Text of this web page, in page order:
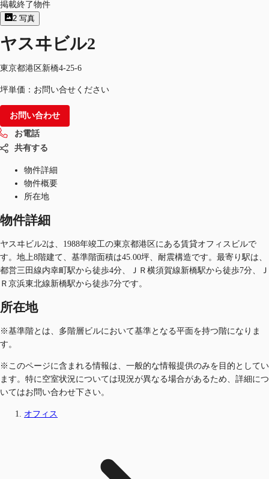
掲載終了物件
2 写真
ヤスヰビル2
東京都港区新橋4-25-6
坪単価：お問い合せください
お問い合わせ
お電話
共有する
物件詳細
物件概要
所在地
物件詳細
ヤスヰビル2は、1988年竣工の東京都港区にある賃貸オフィスビルで
す。地上8階建て、基準階面積は45.00坪、耐震構造です。最寄り駅は、
都営三田線内幸町駅から徒歩4分、ＪＲ横須賀線新橋駅から徒歩7分、Ｊ
Ｒ京浜東北線新橋駅から徒歩7分です。
所在地
※基準階とは、多階層ビルにおいて基準となる平面を持つ階になりま
す。
※このページに含まれる情報は、一般的な情報提供のみを目的としてい
ます。特に空室状況については現況が異なる場合があるため、詳細につ
いてはお問い合わせ下さい。
オフィス